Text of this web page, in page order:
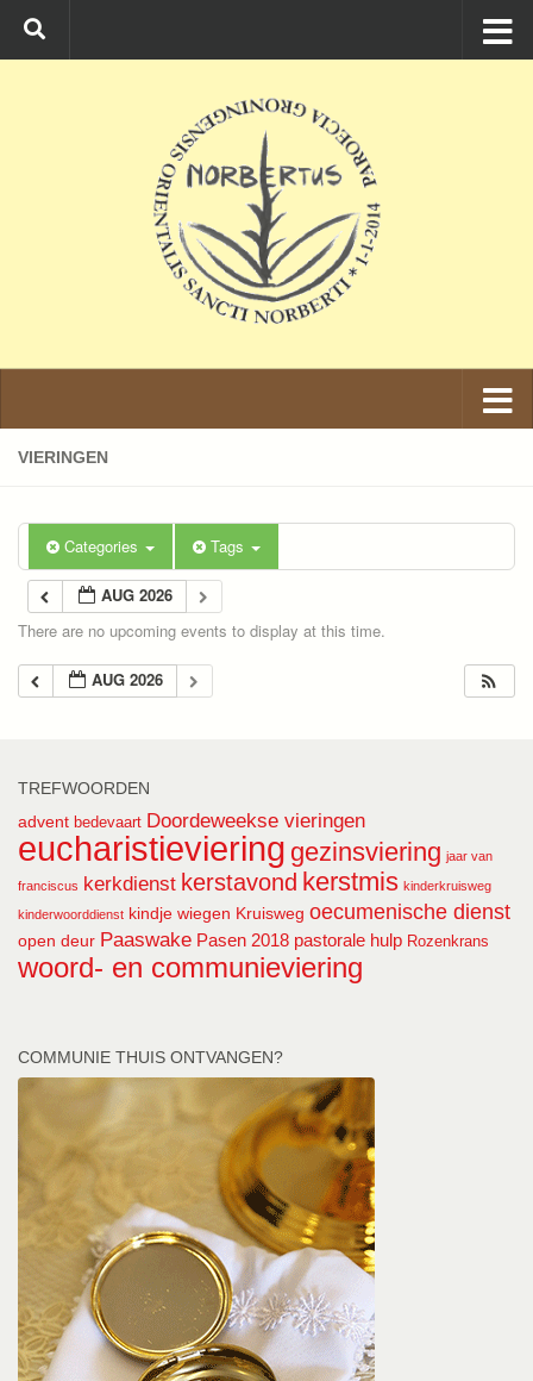
Ga naar de inhoud
VIERINGEN
Categories Tags
AUG 2026
There are no upcoming events to display at this time.
AUG 2026
TREFWOORDEN
advent bedevaart Doordeweekse vieringen
eucharistieviering gezinsviering jaar van
franciscus kerkdienst kerstavond kerstmis kinderkruisweg
kinderwoorddienst kindje wiegen Kruisweg oecumenische dienst
open deur Paaswake Pasen 2018 pastorale hulp Rozenkrans
woord- en communieviering
COMMUNIE THUIS ONTVANGEN?